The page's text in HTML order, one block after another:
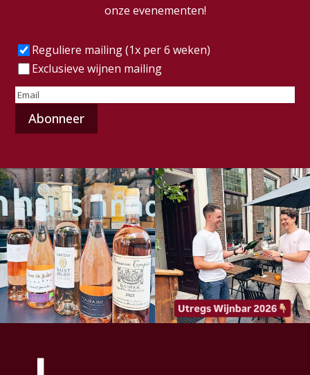
onze evenementen!
Frequentie(Vereist)
Reguliere mailing (1x per 6 weken)
Exclusieve wijnen mailing
E-
mailadres